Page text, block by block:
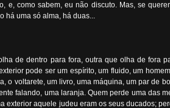
como sabem, eu não discuto. Mas, se
há uma só alma, há duas...
de dentro para fora, outra que olha de fora
pode ser um espírito, um fluido, um
voltarete, um livro, uma máquina, um par de
falando, uma laranja. Quem perde uma das
aquele judeu eram os seus ducados;